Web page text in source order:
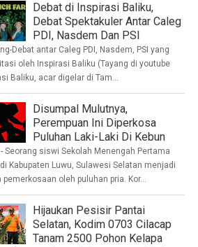
Debat di Inspirasi Baliku,
Debat Spektakuler Antar Caleg
PDI, Nasdem Dan PSI
Debat antar Caleg PDI, Nasdem, PSI yang
oleh Inspirasi Baliku (Tayang di youtube
Baliku, acar digelar di Tam...
Disumpal Mulutnya,
Perempuan Ini Diperkosa
Puluhan Laki-Laki Di Kebun
- Seorang siswi Sekolah Menengah Pertama
di Kabupaten Luwu, Sulawesi Selatan menjadi
pemerkosaan oleh puluhan pria. Kor...
Hijaukan Pesisir Pantai
Selatan, Kodim 0703 Cilacap
Tanam 2500 Pohon Kelapa